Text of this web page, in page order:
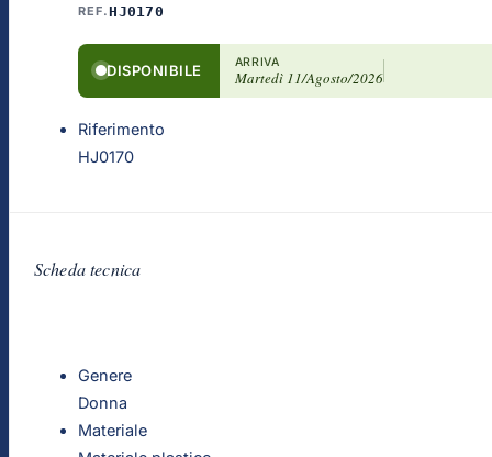
REF.HJ0170
DISPONIBILE ARRIVA
Martedì 11/Agosto/2026
Riferimento
HJ0170
Scheda tecnica
Genere
Donna
Materiale